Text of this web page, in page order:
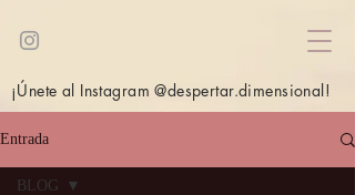
¡Únete al Instagram @despertar.dimensional!
Entrada
BLOG